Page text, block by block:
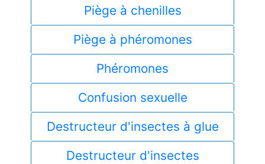
Piège à chenilles
Piège à phéromones
Phéromones
Confusion sexuelle
Destructeur d'insectes à glue
Destructeur d'insectes